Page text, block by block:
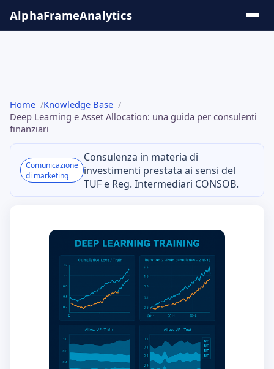
contenuto
AlphaFrameAnalytics
Soluzioni &
Insights
Tool
Online
Knowledge
Chi Siamo
Home
Knowledge Base
Deep Learning e Asset Allocation: una guida per consulenti
finanziari
Comunicazione
di marketing
Consulenza in materia di
investimenti prestata ai sensi del
TUF e Reg. Intermediari CONSOB.